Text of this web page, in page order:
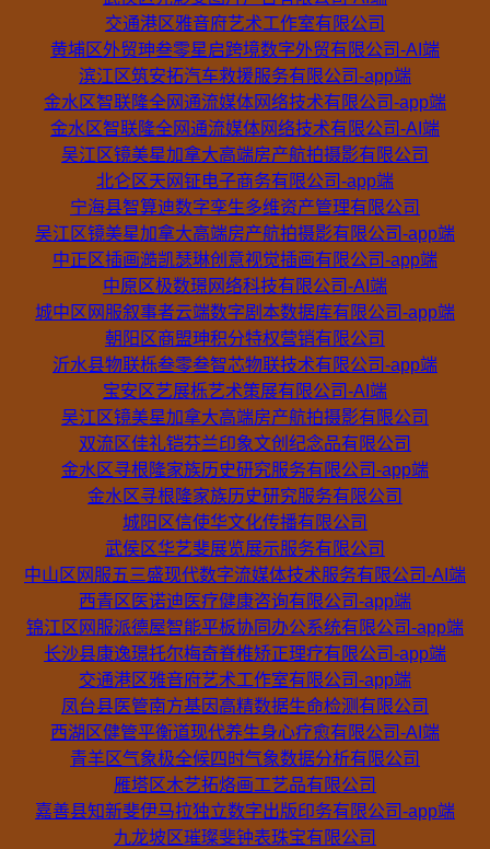
交通港区雅音府艺术工作室有限公司
黄埔区外贸珅叁零星启跨境数字外贸有限公司-AI端
滨江区筑安拓汽车救援服务有限公司-app端
金水区智联隆全网通流媒体网络技术有限公司-app端
金水区智联隆全网通流媒体网络技术有限公司-AI端
吴江区镜美星加拿大高端房产航拍摄影有限公司
北仑区天网钲电子商务有限公司-app端
宁海县智算迪数字孪生多维资产管理有限公司
吴江区镜美星加拿大高端房产航拍摄影有限公司-app端
中正区插画澔凯瑟琳创意视觉插画有限公司-app端
中原区极数璟网络科技有限公司-AI端
城中区网服叙事者云端数字剧本数据库有限公司-app端
朝阳区商盟珅积分特权营销有限公司
沂水县物联栎叁零叁智芯物联技术有限公司-app端
宝安区艺展栎艺术策展有限公司-AI端
吴江区镜美星加拿大高端房产航拍摄影有限公司
双流区佳礼铠芬兰印象文创纪念品有限公司
金水区寻根隆家族历史研究服务有限公司-app端
金水区寻根隆家族历史研究服务有限公司
城阳区信使华文化传播有限公司
武侯区华艺斐展览展示服务有限公司
中山区网服五三盛现代数字流媒体技术服务有限公司-AI端
西青区医诺迪医疗健康咨询有限公司-app端
锦江区网服派德屋智能平板协同办公系统有限公司-app端
长沙县康逸璟托尔梅奇脊椎矫正理疗有限公司-app端
交通港区雅音府艺术工作室有限公司-app端
凤台县医管南方基因高精数据生命检测有限公司
西湖区健管平衡道现代养生身心疗愈有限公司-AI端
青羊区气象极全候四时气象数据分析有限公司
雁塔区木艺拓烙画工艺品有限公司
嘉善县知新斐伊马拉独立数字出版印务有限公司-app端
九龙坡区璀璨斐钟表珠宝有限公司